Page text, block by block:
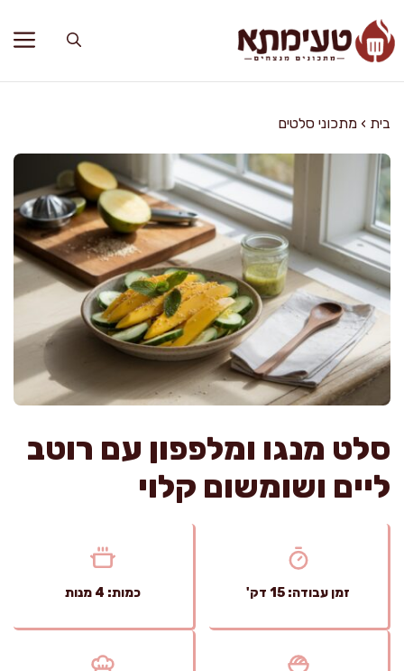
לתוכן
בית › מתכוני סלטים
סלט מנגו ומלפפון עם רוטב
ליים ושומשום קלוי
זמן עבודה: 15 דק' כמות: 4 מנות